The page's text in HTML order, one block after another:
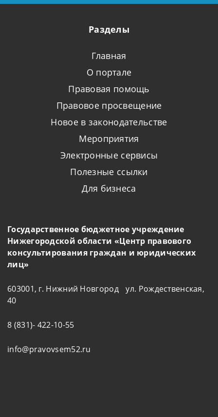
Разделы
Главная
О портале
Правовая помощь
Правовое просвещение
Новое в законодательстве
Мероприятия
Электронные сервисы
Полезные ссылки
Для бизнеса
Государственное бюджетное учреждение
Нижегородской области «Центр правового
консультирования граждан и юридических
лиц»
603001, г. Нижний Новгород ул. Рождественская,
40
8 (831)- 422-10-55
info@pravovsem52.ru